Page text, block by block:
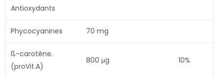
Antioxydants
Phycocyanines 70 mg
ß-carotène.
(proVit.A)
800 μg 10%